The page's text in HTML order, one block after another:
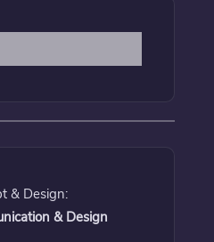
& Design:
& Design